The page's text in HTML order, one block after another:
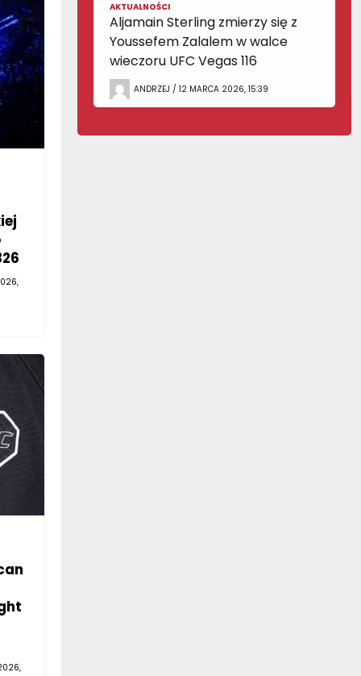
AKTUALNOŚCI
Aljamain Sterling zmierzy się z
Youssefem Zalalem w walce
wieczoru UFC Vegas 116
ANDRZEJ / 12 MARCA 2026, 15:39